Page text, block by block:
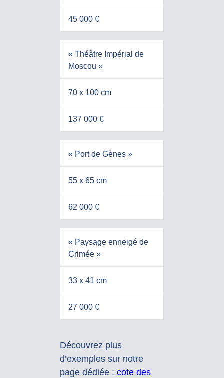
45 000 €
« Théâtre Impérial de
Moscou »
70 x 100 cm
137 000 €
« Port de Gènes »
55 x 65 cm
62 000 €
« Paysage enneigé de
Crimée »
33 x 41 cm
27 000 €
Découvrez plus
d’exemples sur notre
page dédiée : cote des